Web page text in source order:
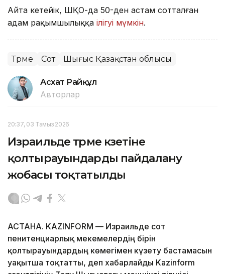
Айта кетейік, ШҚО-да 50-ден астам сотталған
адам рақымшылыққа ілігуі мүмкін.
Түрме Сот Шығыс Қазақстан облысы
Асхат Райқұл
Авторлар
20:37, 03 Тамыз 2026
Израильде түрме күзетіне
қолтырауындарды пайдалану
жобасы тоқтатылды
АСТАНА. KAZINFORM — Израильде сот
пенитенциарлық мекемелердің бірін
қолтырауындардың көмегімен күзету бастамасын
уақытша тоқтатты, деп хабарлайды Kazinform